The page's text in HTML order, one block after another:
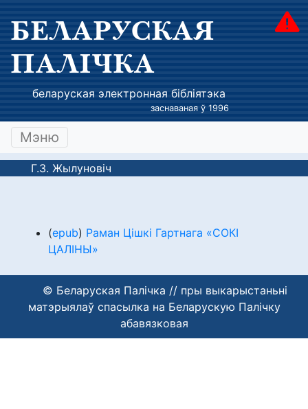
БЕЛАРУСКАЯ
ПАЛІЧКА
беларуская электронная бібліятэка
заснаваная ў 1996
Мэню
Г.З. Жылуновіч
(epub) Раман Цішкі Гартнага «СОКІ
ЦАЛІНЫ»
© Беларуская Палічка // пры выкарыстаньні
матэрыялаў спасылка на Беларускую Палічку
абавязковая